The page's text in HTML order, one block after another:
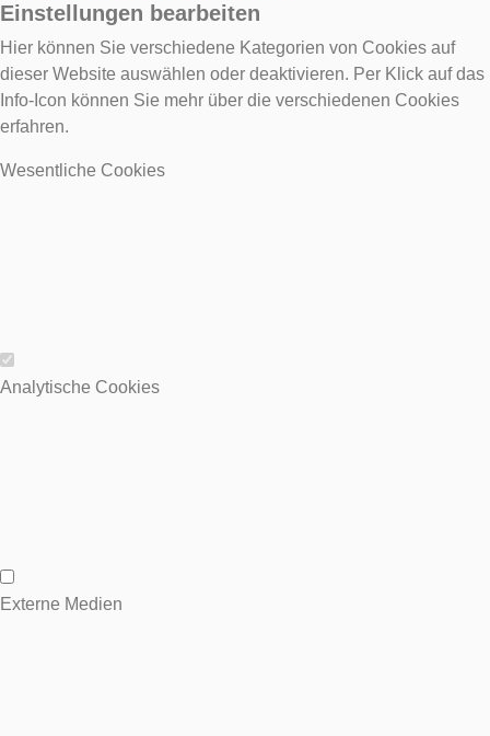
Einstellungen bearbeiten
Hier können Sie verschiedene Kategorien von Cookies auf
dieser Website auswählen oder deaktivieren. Per Klick auf das
Info-Icon können Sie mehr über die verschiedenen Cookies
erfahren.
Wesentliche Cookies
Wesentliche Cookies
Analytische Cookies
Analytische Cookies
Externe Medien